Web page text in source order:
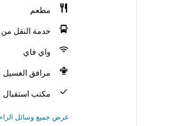
مطعم
خدمة النقل من
واي فاي
مرافق الغسيل
مكتب استقبال على
عرض جميع وسائل